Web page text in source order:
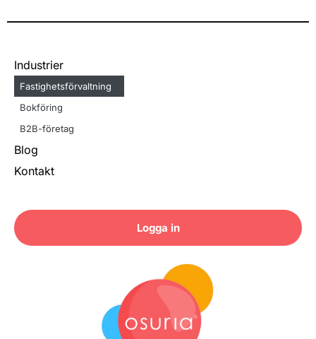
Logga in
Industrier
Fastighetsförvaltning
Bokföring
B2B-företag
Blog
Kontakt